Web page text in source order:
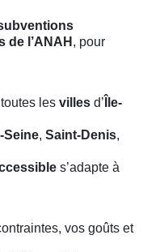
de l’ANAH , pour
les villes d’ Île-
Seine, Saint-Denis,
s’adapte à
vos goûts et